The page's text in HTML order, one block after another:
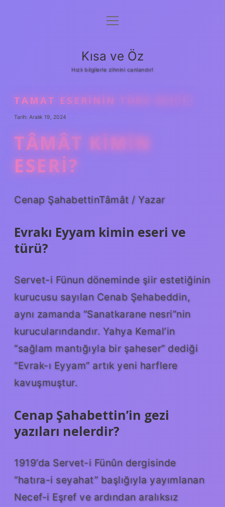
Anasayfa
Yasal Uyarı
menüyü
Kısa ve Öz
Hızlı bilgilerle zihnini canlandır!
TAMAT ESERININ TÜRÜ NEDIR
Tarih: Aralık 19, 2024
TÂMÂT KIMIN
ESERI?
Cenap ŞahabettinTâmât / Yazar
Evrakı Eyyam kimin eseri ve
türü?
Servet-i Fünun döneminde şiir estetiğinin
kurucusu sayılan Cenab Şehabeddin,
aynı zamanda “Sanatkarane nesri”nin
kurucularındandır. Yahya Kemal’in
“sağlam mantığıyla bir şaheser” dediği
“Evrak-ı Eyyam” artık yeni harflere
kavuşmuştur.
Cenap Şahabettin’in gezi
yazıları nelerdir?
1919’da Servet-i Fünûn dergisinde
“hatıra-i seyahat” başlığıyla yayımlanan
Necef-i Eşref ve ardından aralıksız